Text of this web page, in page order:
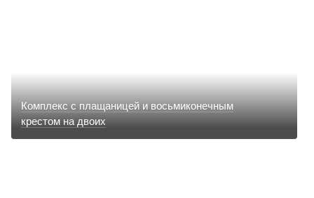
Комплекс с плащаницей и восьмиконечным
крестом на двоих